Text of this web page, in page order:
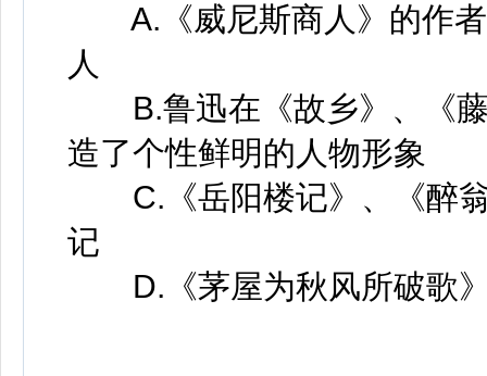
A.《威尼斯商人》的作者
人
B.鲁迅在《故乡》、《藤
造了个性鲜明的人物形象
C.《岳阳楼记》、《醉翁
记
D.《茅屋为秋风所破歌》